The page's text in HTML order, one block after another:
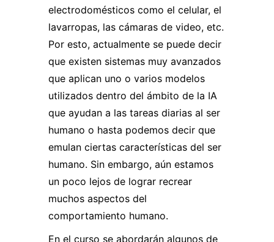
electrodomésticos como el celular, el
lavarropas, las cámaras de video, etc.
Por esto, actualmente se puede decir
que existen sistemas muy avanzados
que aplican uno o varios modelos
utilizados dentro del ámbito de la IA
que ayudan a las tareas diarias al ser
humano o hasta podemos decir que
emulan ciertas características del ser
humano. Sin embargo, aún estamos
un poco lejos de lograr recrear
muchos aspectos del
comportamiento humano.
En el curso se abordarán algunos de